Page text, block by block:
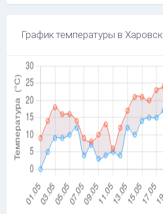
График температуры в Харовск